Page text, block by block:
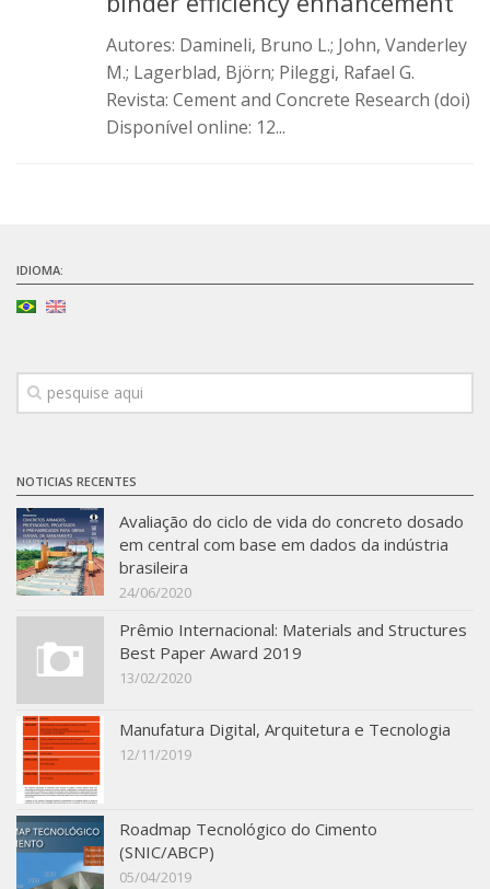
LME: Laboratório Multiusuário
Publicações
Autores: Damineli, Bruno L.; John, Vanderley
M.; Lagerblad, Björn; Pileggi, Rafael G.
Revista: Cement and Concrete Research (doi)
Disponível online: 12...
IDIOMA:
NOTICIAS RECENTES
Avaliação do ciclo de vida do concreto dosado
em central com base em dados da indústria
brasileira
24/06/2020
Prêmio Internacional: Materials and Structures
Best Paper Award 2019
13/02/2020
Manufatura Digital, Arquitetura e Tecnologia
12/11/2019
Roadmap Tecnológico do Cimento
(SNIC/ABCP)
05/04/2019